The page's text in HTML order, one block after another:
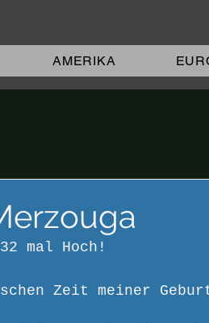
AMERIKA
mal Hoch!
Zeit meiner